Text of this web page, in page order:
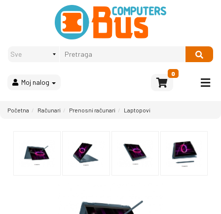
Moj nalog
0
Računari
Bela
Akcija
Rasprodaja
Početna Računari Prenosni računari Laptopovi